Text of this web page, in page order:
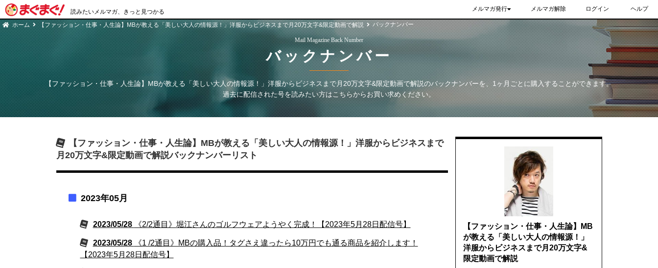
読みたいメルマガ、きっと見つかる メルマガ発行 メルマガ解除 ログイン ヘルプ
ホーム 【ファッション・仕事・人生論】MBが教える「美しい大人の情報源！」洋服からビジネスまで月20万文字&限定動画で解説 バックナンバー
Mail Magazine Back Number
バックナンバー
【ファッション・仕事・人生論】MBが教える「美しい大人の情報源！」洋服からビジネスまで月20万文字&限定動画で解説のバックナンバーを、1ヶ月ごとに購入することができます。
過去に配信された号を読みたい方はこちらからお買い求めください。
【ファッション・仕事・人生論】MBが教える「美しい大人の情報源！」洋服からビジネスまで
月20万文字&限定動画で解説バックナンバーリスト
2023年05月
2023/05/28 《2/2通目》堀江さんのゴルフウェアようやく完成！【2023年5月28日配信号】
2023/05/28
《1 /2通目》MBの購入品！タグさえ違ったら10万円でも通る商品を紹介します！
【2023年5月28日配信号】
【ファッション・仕事・人生論】MB
が教える「美しい大人の情報源！」
洋服からビジネスまで月20万文字&
限定動画で解説